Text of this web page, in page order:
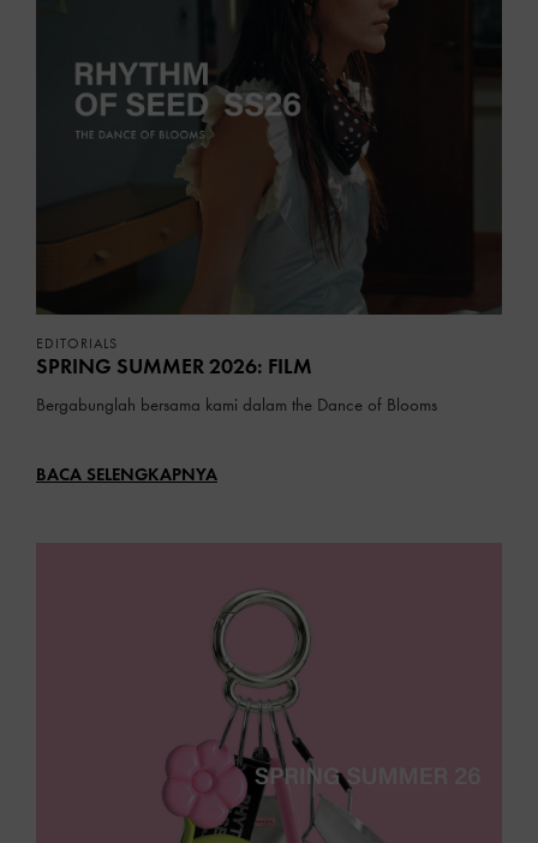
EDITORIALS
SPRING SUMMER 2026: FILM
Bergabunglah bersama kami dalam the Dance of Blooms
BACA SELENGKAPNYA